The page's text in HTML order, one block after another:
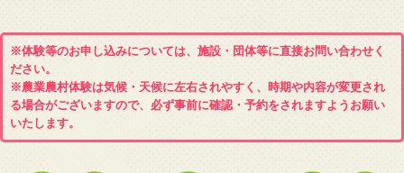
※体験等のお申し込みについては、施設・団体等に直接お問い合わせく
ださい。
※農業農村体験は気候・天候に左右されやすく、時期や内容が変更され
る場合がございますので、必ず事前に確認・予約をされますようお願い
いたします。